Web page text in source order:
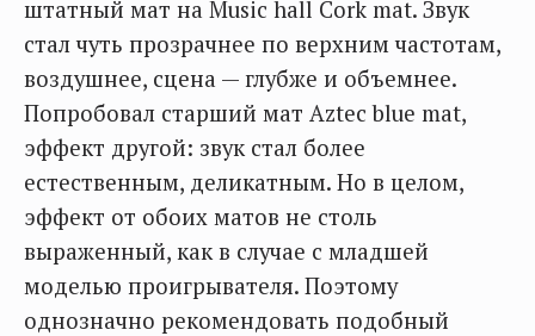
штатный мат на Music hall Cork mat. Звук
стал чуть прозрачнее по верхним частотам,
воздушнее, сцена — глубже и объемнее.
Попробовал старший мат Aztec blue mat,
эффект другой: звук стал более
естественным, деликатным. Но в целом,
эффект от обоих матов не столь
выраженный, как в случае с младшей
моделью проигрывателя. Поэтому
однозначно рекомендовать подобный